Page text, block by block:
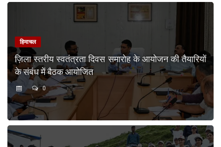
हिमाचल
ज़िला स्तरीय स्वतंत्रता दिवस समारोह के आयोजन की तैयारियों
के संबंध में बैठक आयोजित
0